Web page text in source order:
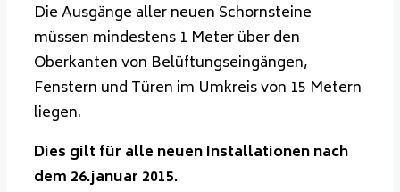
Die Ausgänge aller neuen Schornsteine
müssen mindestens 1 Meter über den
Oberkanten von Belüftungseingängen,
Fenstern und Türen im Umkreis von 15 Metern
liegen.
Dies gilt für alle neuen Installationen nach
dem 26.januar 2015.